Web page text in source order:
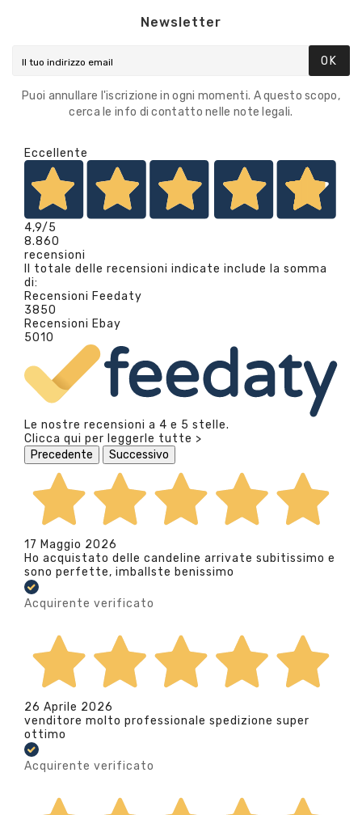
Newsletter
OK
Puoi annullare l'iscrizione in ogni momenti. A questo scopo,
cerca le info di contatto nelle note legali.
Eccellente
4,9/5
8.860
recensioni
Il totale delle recensioni indicate include la somma
di:
Recensioni Feedaty
3850
Recensioni Ebay
5010
Le nostre recensioni a 4 e 5 stelle.
Clicca qui per leggerle tutte >
Precedente
Successivo
17 Maggio 2026
Ho acquistato delle candeline arrivate subitissimo e
sono perfette, imballste benissimo
Acquirente verificato
26 Aprile 2026
venditore molto professionale spedizione super
ottimo
Acquirente verificato